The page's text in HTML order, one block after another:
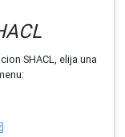
SHACL, elija una